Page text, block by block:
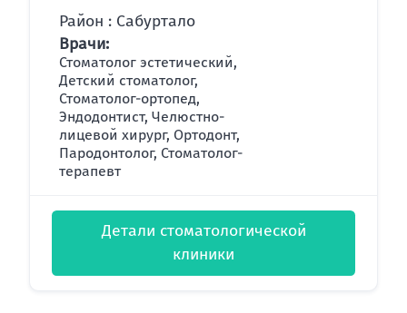
Район : Сабуртало
Врачи:
Стоматолог эстетический,
Детский стоматолог,
Стоматолог-ортопед,
Эндодонтист, Челюстно-
лицевой хирург, Ортодонт,
Пародонтолог, Стоматолог-
терапевт
Детали стоматологической
клиники